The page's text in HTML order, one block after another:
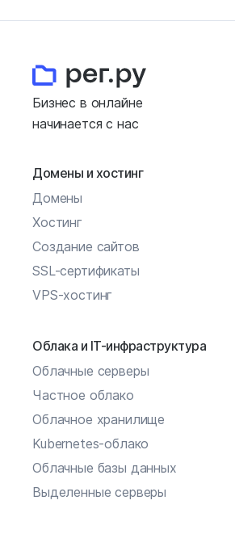
Бизнес в онлайне
начинается с нас
Домены и хостинг
Домены
Хостинг
Создание сайтов
SSL-сертификаты
VPS-хостинг
Облака и IT-инфраструктура
Облачные серверы
Частное облако
Облачное хранилище
Kubernetes-облако
Облачные базы данных
Выделенные серверы